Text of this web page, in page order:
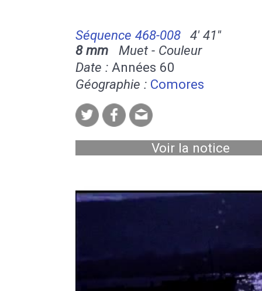
Séquence 468-008
4' 41''
8 mm Muet - Couleur
Date : Années 60
Géographie : Comores
Voir la notice